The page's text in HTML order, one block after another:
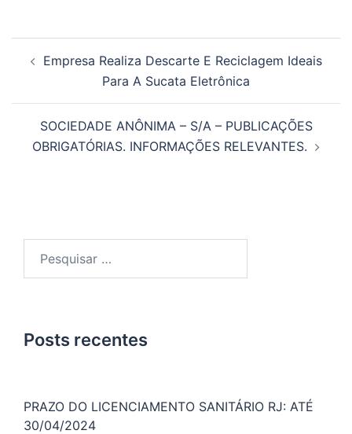
de
Empresa Realiza Descarte E Reciclagem Ideais
Para A Sucata Eletrônica
SOCIEDADE ANÔNIMA – S/A – PUBLICAÇÕES
OBRIGATÓRIAS. INFORMAÇÕES RELEVANTES.
Posts recentes
PRAZO DO LICENCIAMENTO SANITÁRIO RJ: ATÉ
30/04/2024